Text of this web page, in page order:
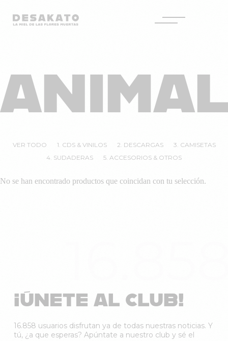
contenido
Desakato
VER TODO 1. CDS & VINILOS 2. DESCARGAS
3. CAMISETAS
4. SUDADERAS
5. ACCESORIOS & OTROS
No se han encontrado productos que coincidan con tu selección.
¡ÚNETE AL CLUB!
16.858 usuarios disfrutan ya de todas nuestras noticias. Y
tú, ¿a que esperas? Apúntate a nuestro club y sé el